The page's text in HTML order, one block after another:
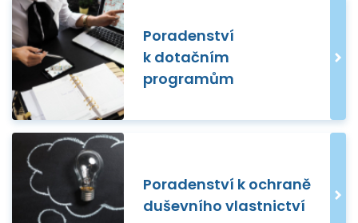
Poradenství
k dotačním
programům
Poradenství k ochraně
duševního vlastnictví